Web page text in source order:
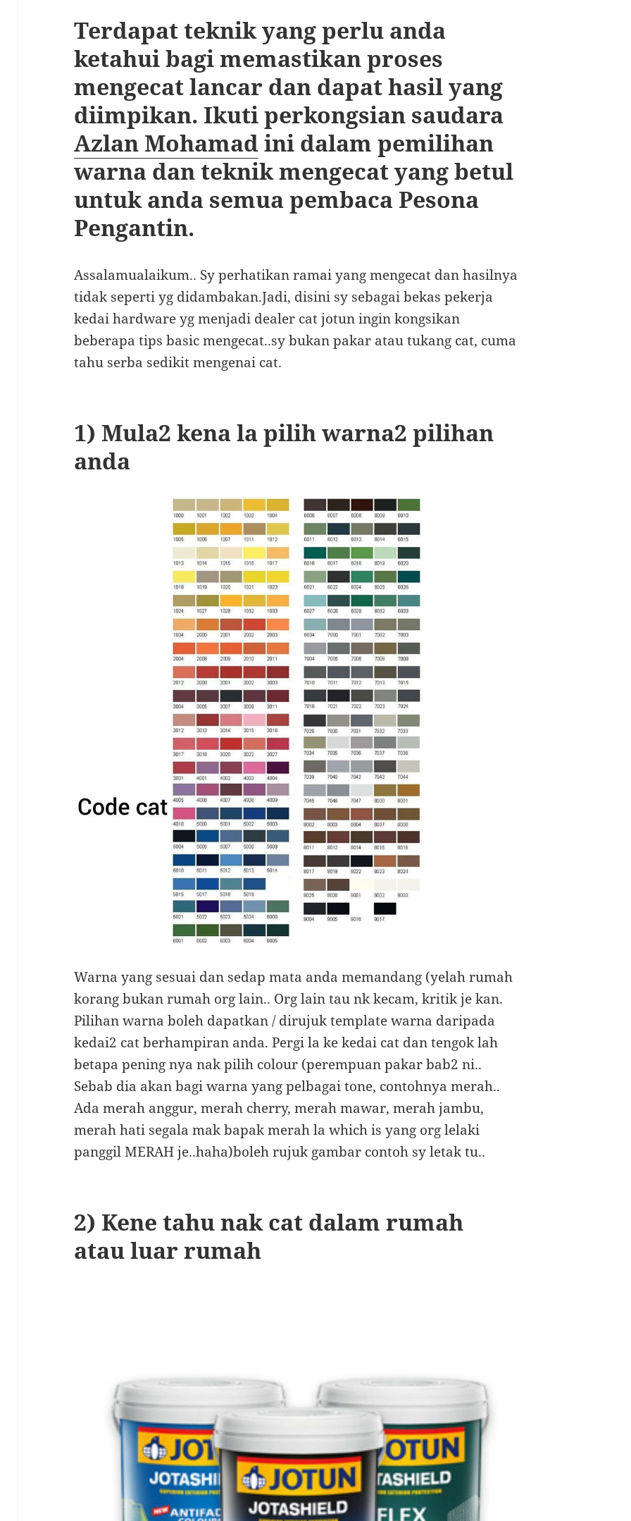
Terdapat teknik yang perlu anda
ketahui bagi memastikan proses
mengecat lancar dan dapat hasil yang
diimpikan. Ikuti perkongsian saudara
Azlan Mohamadini dalam pemilihan
warna dan teknik mengecat yang betul
untuk anda semua pembaca Pesona
Pengantin.
Assalamualaikum.. Sy perhatikan ramai yang mengecat dan hasilnya
tidak seperti yg didambakan.Jadi, disini sy sebagai bekas pekerja
kedai hardware yg menjadi dealer cat jotun ingin kongsikan
beberapa tips basic mengecat..sy bukan pakar atau tukang cat, cuma
tahu serba sedikit mengenai cat.
1) Mula2 kena la pilih warna2 pilihan
anda
Warna yang sesuai dan sedap mata anda memandang (yelah rumah
korang bukan rumah org lain.. Org lain tau nk kecam, kritik je kan.
Pilihan warna boleh dapatkan / dirujuk template warna daripada
kedai2 cat berhampiran anda. Pergi la ke kedai cat dan tengok lah
betapa pening nya nak pilih colour (perempuan pakar bab2 ni..
Sebab dia akan bagi warna yang pelbagai tone, contohnya merah..
Ada merah anggur, merah cherry, merah mawar, merah jambu,
merah hati segala mak bapak merah la which is yang org lelaki
panggil MERAH je..haha)boleh rujuk gambar contoh sy letak tu..
2) Kene tahu nak cat dalam rumah
atau luar rumah